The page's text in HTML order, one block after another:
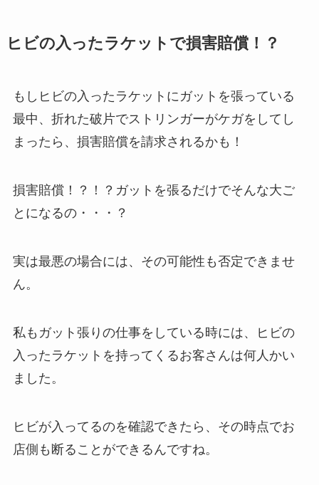
ヒビの入ったラケットで損害賠償！？
もしヒビの入ったラケットにガットを張っている
最中、折れた破片でストリンガーがケガをしてし
まったら、損害賠償を請求されるかも！
損害賠償！？！？ガットを張るだけでそんな大ご
とになるの・・・？
実は最悪の場合には、その可能性も否定できませ
ん。
私もガット張りの仕事をしている時には、ヒビの
入ったラケットを持ってくるお客さんは何人かい
ました。
ヒビが入ってるのを確認できたら、その時点でお
店側も断ることができるんですね。